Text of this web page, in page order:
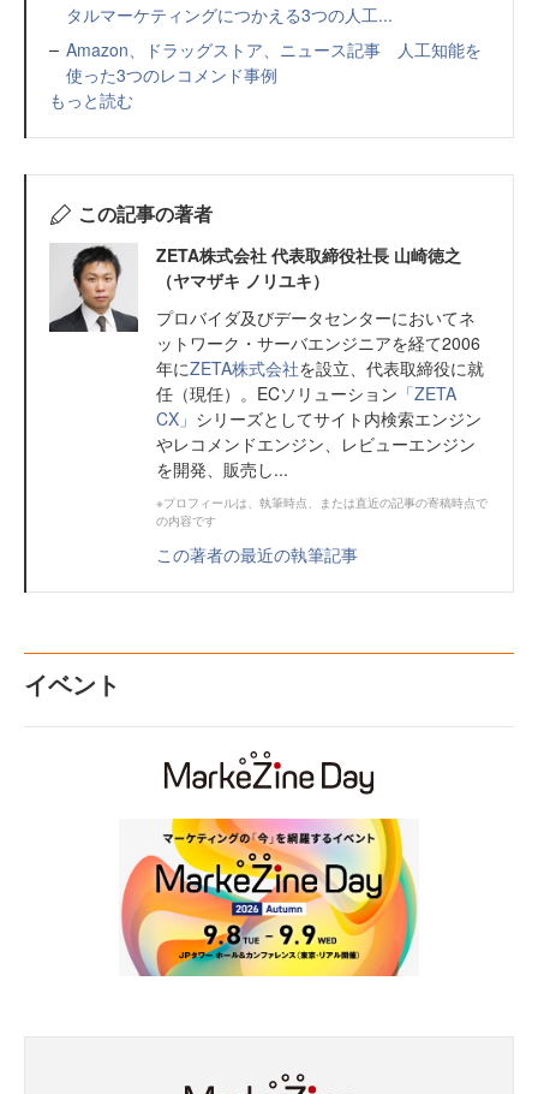
タルマーケティングにつかえる3つの人工...
Amazon、ドラッグストア、ニュース記事 人工知能を
使った3つのレコメンド事例
もっと読む
この記事の著者
ZETA株式会社 代表取締役社長 山崎徳之
（ヤマザキ ノリユキ）
プロバイダ及びデータセンターにおいてネ
ットワーク・サーバエンジニアを経て2006
年にZETA株式会社を設立、代表取締役に就
任（現任）。ECソリューション 「ZETA
CX」 シリーズとしてサイト内検索エンジン
やレコメンドエンジン、レビューエンジン
を開発、販売し...
※プロフィールは、執筆時点、または直近の記事の寄稿時点で
の内容です
この著者の最近の執筆記事
イベント